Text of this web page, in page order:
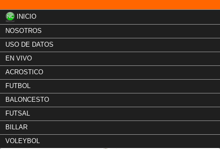
INICIO
NOSOTROS
USO DE DATOS
EN VIVO
ACROSTICO
FUTBOL
BALONCESTO
FUTSAL
BILLAR
VOLEYBOL
LIGA DEPORTIVA